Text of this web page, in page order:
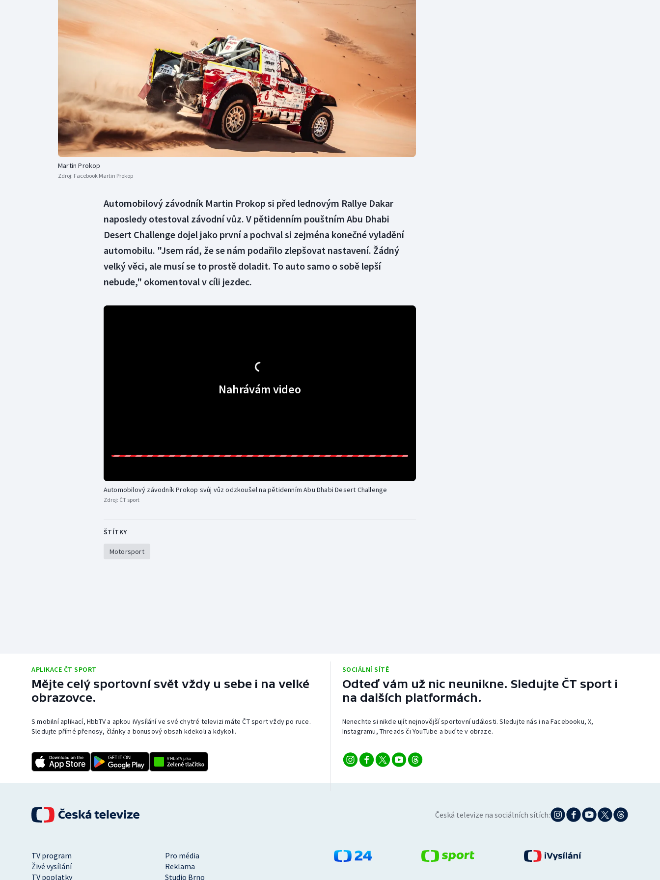
Florbal
Futsal
Golf
Gymnastika
Moderní pětiboj
Motorsport
Olympijské hry
Parasport
Plavání
Plážový volejbal
Veslování
Vodní slalom
Volejbal
Ostatní
Martin Prokop
Zdroj: Facebook Martin Prokop
Automobilový závodník Martin Prokop si před lednovým Rallye Dakar
naposledy otestoval závodní vůz. V pětidenním pouštním Abu Dhabi
Desert Challenge dojel jako první a pochval si zejména konečné vyladění
automobilu. "Jsem rád, že se nám podařilo zlepšovat nastavení. Žádný
velký věci, ale musí se to prostě doladit. To auto samo o sobě lepší
nebude," okomentoval v cíli jezdec.
Nahrávám video
Automobilový závodník Prokop svůj vůz odzkoušel na pětidenním Abu Dhabi Desert Challenge
Zdroj: ČT sport
ŠTÍTKY
Motorsport
APLIKACE ČT SPORT
Mějte celý sportovní svět vždy u sebe i na velké
obrazovce.
S mobilní aplikací, HbbTV a apkou iVysílání ve své chytré televizi máte ČT sport vždy po ruce.
Sledujte přímé přenosy, články a bonusový obsah kdekoli a kdykoli.
SOCIÁLNÍ SÍTĚ
Odteď vám už nic neunikne. Sledujte ČT sport i
na dalších platformách.
Nenechte si nikde ujít nejnovější sportovní události. Sledujte nás i na Facebooku, X,
Instagramu, Threads či YouTube a buďte v obraze.
Česká televize na sociálních sítích:
TV program
Pro média
Živé vysílání
Reklama
TV poplatky
Studio Brno